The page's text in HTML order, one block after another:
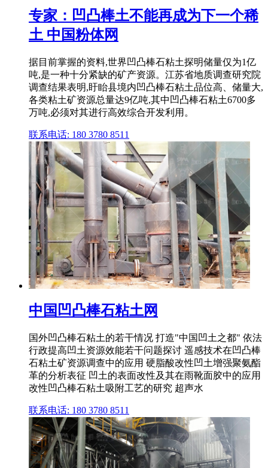
专家：凹凸棒土不能再成为下一个稀
土 中国粉体网
据目前掌握的资料,世界凹凸棒石粘土探明储量仅为1亿
吨,是一种十分紧缺的矿产资源。江苏省地质调查研究院
调查结果表明,盱眙县境内凹凸棒石粘土品位高、储量大,
各类粘土矿资源总量达9亿吨,其中凹凸棒石粘土6700多
万吨,必须对其进行高效综合开发利用。
联系电话: 180 3780 8511
中国凹凸棒石粘土网
国外凹凸棒石粘土的若干情况 打造"中国凹土之都" 依法
行政提高凹土资源效能若干问题探讨 遥感技术在凹凸棒
石粘土矿资源调查中的应用 硬脂酸改性凹土增强聚氨酯
革的分析表征 凹土的表面改性及其在雨靴面胶中的应用
改性凹凸棒石粘土吸附工艺的研究 超声水
联系电话: 180 3780 8511